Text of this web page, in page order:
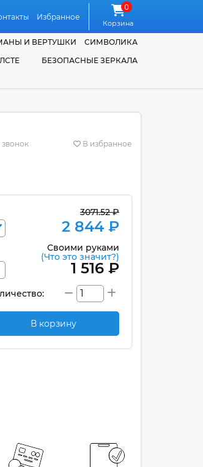
Избранное
0
Корзина
И ВЕРТУШКИ
СИМВОЛИКА
БЕЗОПАСНЫЕ ЗЕРКАЛА
звонок В избранное
3071.52 ₽
2 844 ₽
Своими руками
(Что это значит?)
1 516 ₽
В корзину